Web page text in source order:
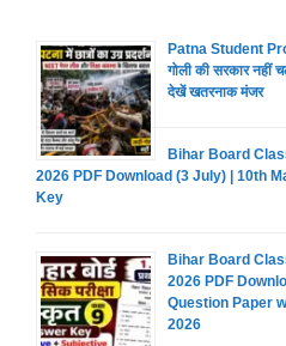
Patna Student
गोली की सरकार नहीं
देखें खतरनाक मंजर
Bihar Board
2026 PDF Download (3 July) | 10th
Key
Bihar Board
2026 PDF
Question Paper
2026